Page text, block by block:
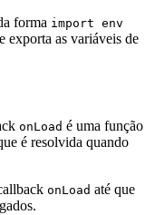
forma import env
exporta as variáveis de
onLoad é uma função
é resolvida quando
onLoad até que